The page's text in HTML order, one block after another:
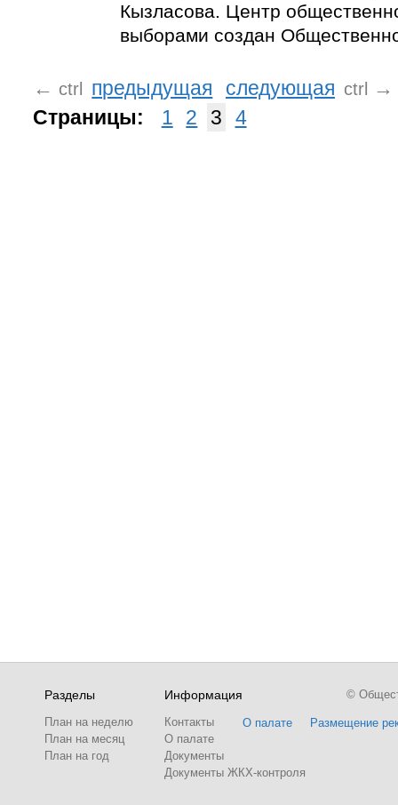
Кызласова. Центр
выборами создан
← ctrl предыдущая следующая ctrl
→
Страницы:
1 2 3 4
Разделы
План на неделю
План на месяц
План на год
Информация
Контакты
О палате
Документы
Документы ЖКХ-контроля
О палате Размещение
©